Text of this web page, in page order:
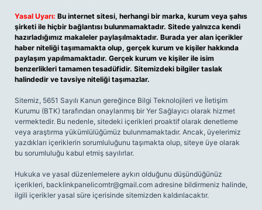
Yasal Uyarı: Bu internet sitesi, herhangi bir marka, kurum veya şahıs
şirketi ile hiçbir bağlantısı bulunmamaktadır. Sitede yalnızca kendi
hazırladığımız makaleler paylaşılmaktadır. Burada yer alan içerikler
haber niteliği taşımamakta olup, gerçek kurum ve kişiler hakkında
paylaşım yapılmamaktadır. Gerçek kurum ve kişiler ile isim
benzerlikleri tamamen tesadüfidir. Sitemizdeki bilgiler taslak
halindedir ve tavsiye niteliği taşımazlar.
Sitemiz, 5651 Sayılı Kanun gereğince Bilgi Teknolojileri ve İletişim
Kurumu (BTK) tarafından onaylanmış bir Yer Sağlayıcı olarak hizmet
vermektedir. Bu nedenle, sitedeki içerikleri proaktif olarak denetleme
veya araştırma yükümlülüğümüz bulunmamaktadır. Ancak, üyelerimiz
yazdıkları içeriklerin sorumluluğunu taşımakta olup, siteye üye olarak
bu sorumluluğu kabul etmiş sayılırlar.
Hukuka ve yasal düzenlemelere aykırı olduğunu düşündüğünüz
içerikleri, backlinkpanelicomtr@gmail.com adresine bildirmeniz halinde,
ilgili içerikler yasal süre içerisinde sitemizden kaldırılacaktır.